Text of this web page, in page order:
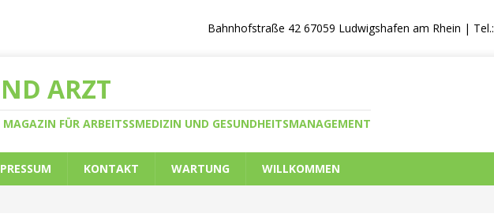
Bahnhofstraße 42 67059 Ludwigshafen am Rhein |
ARZT
FÜR ARBEITSSMEDIZIN UND GESUNDHEITSMANAGEMENT
KONTAKT WARTUNG WILLKOMMEN